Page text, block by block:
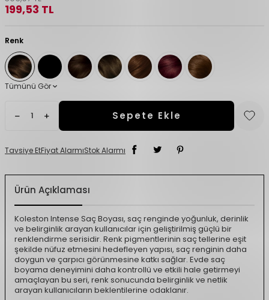
199,53 TL
Renk
Tümünü Gör
Sepete Ekle
Tavsiye EtFiyat AlarmıStok Alarmı
Ürün Açıklaması
Koleston Intense Saç Boyası, saç renginde yoğunluk, derinlik
ve belirginlik arayan kullanıcılar için geliştirilmiş güçlü bir
renklendirme serisidir. Renk pigmentlerinin saç tellerine eşit
şekilde nüfuz etmesini hedefleyen yapısı, saç renginin daha
doygun ve çarpıcı görünmesine katkı sağlar. Evde saç
boyama deneyimini daha kontrollü ve etkili hale getirmeyi
amaçlayan bu seri, renk sonucunda belirginlik ve netlik
arayan kullanıcıların beklentilerine odaklanır.